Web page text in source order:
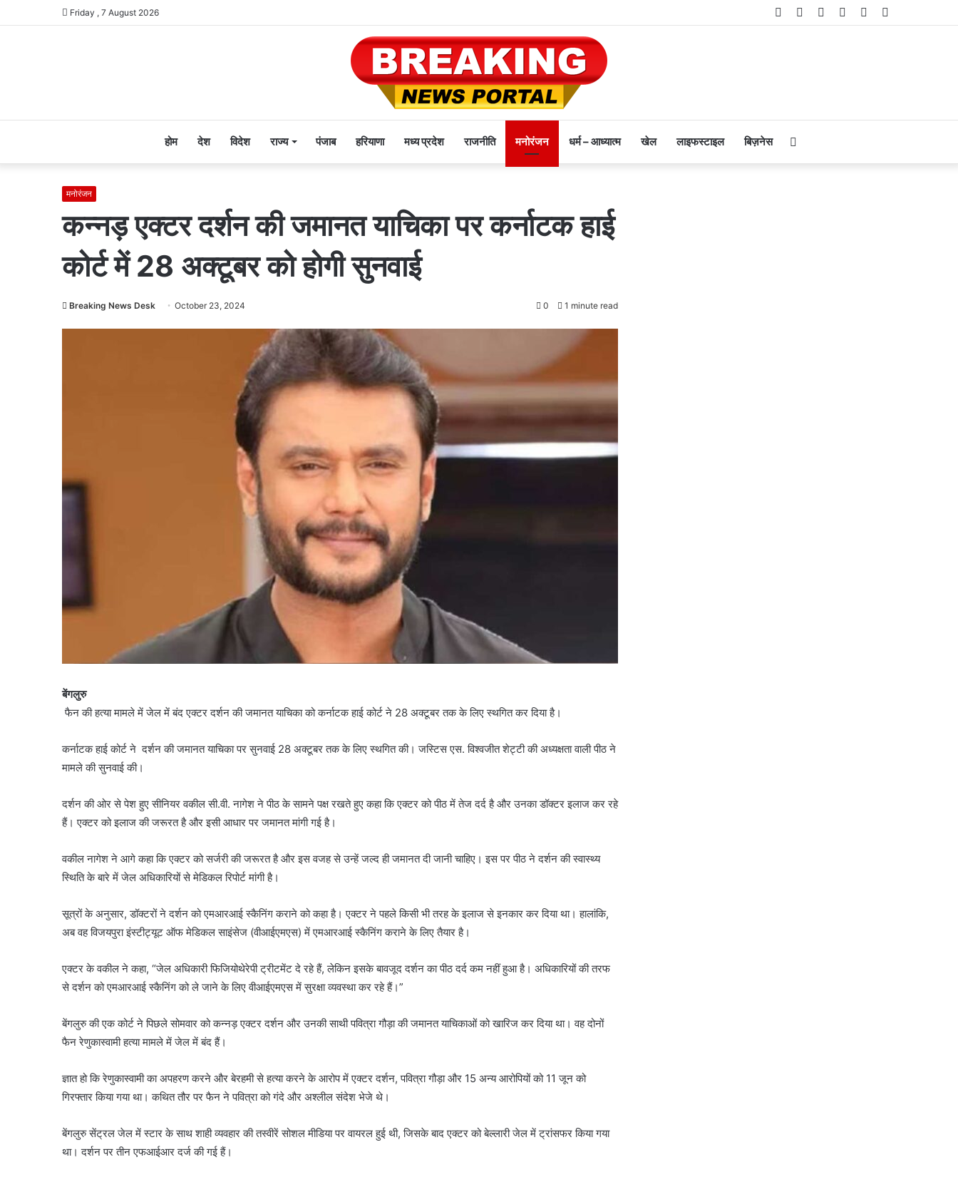
Friday , 7 August 2026 Telegram
Instagram
YouTube
Twitter
Facebook
होम देश विदेश राज्य पंजाब हरियाणा मध्य प्रदेश राजनीति मनोरंजन धर्म – आध्यात्म खेल लाइफस्टाइल बिज़नेस
मनोरंजन
कन्नड़ एक्टर दर्शन की जमानत याचिका पर कर्नाटक हाई
कोर्ट में 28 अक्टूबर को होगी सुनवाई
Breaking News Desk October 23, 2024 0 1 minute read
बेंगलुरु
फैन की हत्या मामले में जेल में बंद एक्टर दर्शन की जमानत याचिका को कर्नाटक हाई कोर्ट ने 28 अक्टूबर तक के लिए स्थगित कर दिया है।
कर्नाटक हाई कोर्ट ने दर्शन की जमानत याचिका पर सुनवाई 28 अक्टूबर तक के लिए स्थगित की। जस्टिस एस. विश्वजीत शेट्टी की अध्यक्षता वाली पीठ ने
मामले की सुनवाई की।
दर्शन की ओर से पेश हुए सीनियर वकील सी.वी. नागेश ने पीठ के सामने पक्ष रखते हुए कहा कि एक्टर को पीठ में तेज दर्द है और उनका डॉक्टर इलाज कर रहे
हैं। एक्टर को इलाज की जरूरत है और इसी आधार पर जमानत मांगी गई है।
वकील नागेश ने आगे कहा कि एक्टर को सर्जरी की जरूरत है और इस वजह से उन्हें जल्द ही जमानत दी जानी चाहिए। इस पर पीठ ने दर्शन की स्वास्थ्य
स्थिति के बारे में जेल अधिकारियों से मेडिकल रिपोर्ट मांगी है।
सूत्रों के अनुसार, डॉक्टरों ने दर्शन को एमआरआई स्कैनिंग कराने को कहा है। एक्टर ने पहले किसी भी तरह के इलाज से इनकार कर दिया था। हालांकि,
अब वह विजयपुरा इंस्टीट्यूट ऑफ मेडिकल साइंसेज (वीआईएमएस) में एमआरआई स्कैनिंग कराने के लिए तैयार है।
एक्टर के वकील ने कहा, “जेल अधिकारी फिजियोथेरेपी ट्रीटमेंट दे रहे हैं, लेकिन इसके बावजूद दर्शन का पीठ दर्द कम नहीं हुआ है। अधिकारियों की तरफ
से दर्शन को एमआरआई स्कैनिंग को ले जाने के लिए वीआईएमएस में सुरक्षा व्यवस्था कर रहे हैं।”
बेंगलुरु की एक कोर्ट ने पिछले सोमवार को कन्नड़ एक्टर दर्शन और उनकी साथी पवित्रा गौड़ा की जमानत याचिकाओं को खारिज कर दिया था। वह दोनों
फैन रेणुकास्वामी हत्या मामले में जेल में बंद हैं।
ज्ञात हो कि रेणुकास्वामी का अपहरण करने और बेरहमी से हत्या करने के आरोप में एक्टर दर्शन, पवित्रा गौड़ा और 15 अन्य आरोपियों को 11 जून को
गिरफ्तार किया गया था। कथित तौर पर फैन ने पवित्रा को गंदे और अश्लील संदेश भेजे थे।
बेंगलुरु सेंट्रल जेल में स्टार के साथ शाही व्यवहार की तस्वीरें सोशल मीडिया पर वायरल हुई थी, जिसके बाद एक्टर को बेल्लारी जेल में ट्रांसफर किया गया
था। दर्शन पर तीन एफआईआर दर्ज की गई हैं।